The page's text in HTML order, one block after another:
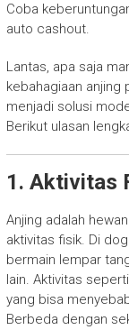
Coba
auto cashout.
Lantas, apa saja
kebahagiaan anjing
menjadi solusi
Berikut ulasan
1. Aktivitas
Anjing adalah
aktivitas fisik. Di
bermain lempar
lain. Aktivitas
yang bisa
Berbeda dengan